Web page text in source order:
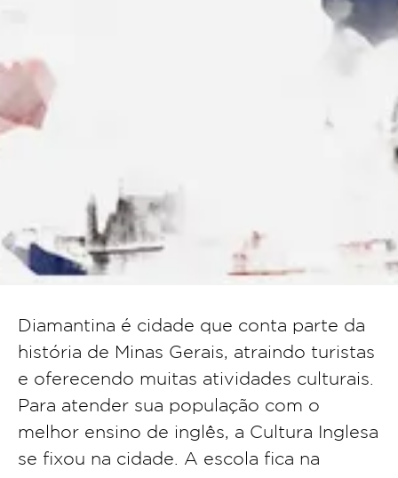
Diamantina é cidade que conta parte da
história de Minas Gerais, atraindo turistas
e oferecendo muitas atividades culturais.
Para atender sua população com o
melhor ensino de inglês, a Cultura Inglesa
se fixou na cidade. A escola fica na